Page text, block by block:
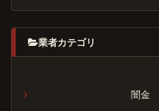
業者カテゴリ
闇金